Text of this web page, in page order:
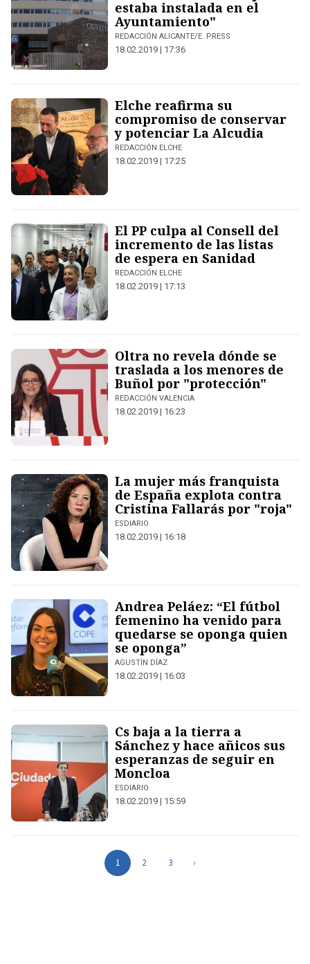
estaba instalada en el
Ayuntamiento"
REDACCIÓN ALICANTE/E. PRESS
18.02.2019 | 17:36
Elche reafirma su
compromiso de conservar
y potenciar La Alcudia
REDACCIÓN ELCHE
18.02.2019 | 17:25
El PP culpa al Consell del
incremento de las listas
de espera en Sanidad
REDACCIÓN ELCHE
18.02.2019 | 17:13
Oltra no revela dónde se
traslada a los menores de
Buñol por "protección"
REDACCIÓN VALENCIA
18.02.2019 | 16:23
La mujer más franquista
de España explota contra
Cristina Fallarás por "roja"
ESDIARIO
18.02.2019 | 16:18
Andrea Peláez: “El fútbol
femenino ha venido para
quedarse se oponga quien
se oponga”
AGUSTÍN DÍAZ
18.02.2019 | 16:03
Cs baja a la tierra a
Sánchez y hace añicos sus
esperanzas de seguir en
Moncloa
ESDIARIO
18.02.2019 | 15:59
1 2 3 ›